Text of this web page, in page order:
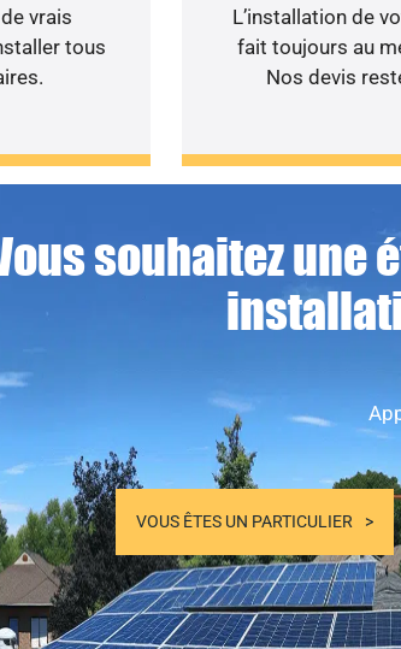
vrais
tous
L’installation de
fait toujours au
Nos devis
souhaitez une
VOUS ÊTES UN PARTICULIER